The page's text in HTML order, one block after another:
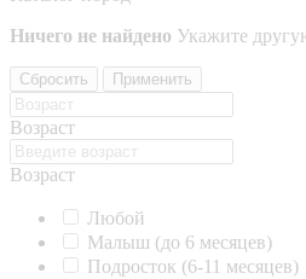
Ничего не найдено Укажите
Сбросить Применить
Возраст
Возраст
Любой
Малыш (до 6 месяцев)
Подросток (6-11 месяцев)